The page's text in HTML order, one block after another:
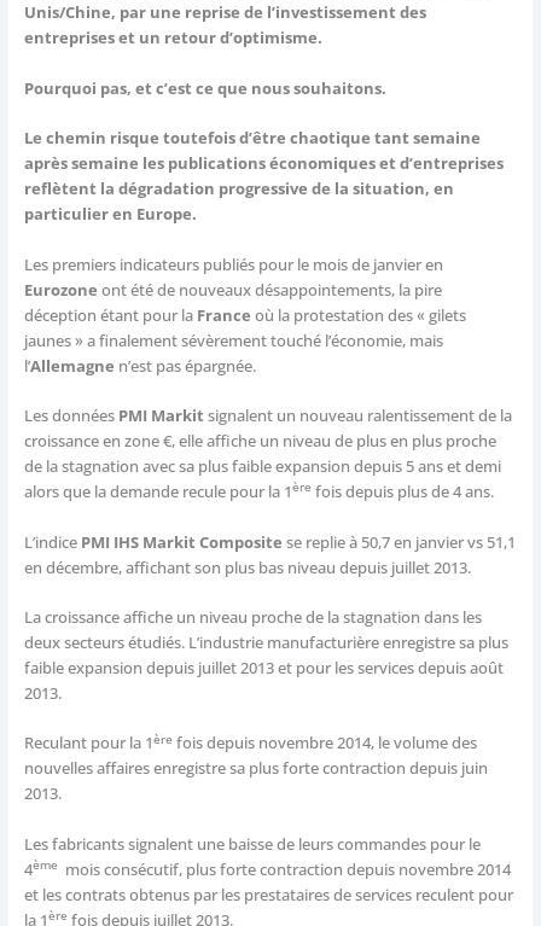
Unis/Chine, par une reprise de l’investissement des
entreprises et un retour d’optimisme.
Pourquoi pas, et c’est ce que nous souhaitons.
Le chemin risque toutefois d’être chaotique tant semaine
après semaine les publications économiques et d’entreprises
reflètent la dégradation progressive de la situation, en
particulier en Europe.
Les premiers indicateurs publiés pour le mois de janvier en
Eurozone ont été de nouveaux désappointements, la pire
déception étant pour la France où la protestation des « gilets
jaunes » a finalement sévèrement touché l’économie, mais
l’Allemagne n’est pas épargnée.
Les données PMI Markit signalent un nouveau ralentissement de la
croissance en zone €, elle affiche un niveau de plus en plus proche
de la stagnation avec sa plus faible expansion depuis 5 ans et demi
alors que la demande recule pour la 1ère fois depuis plus de 4 ans.
L’indice PMI IHS Markit Composite se replie à 50,7 en janvier vs 51,1
en décembre, affichant son plus bas niveau depuis juillet 2013.
La croissance affiche un niveau proche de la stagnation dans les
deux secteurs étudiés. L’industrie manufacturière enregistre sa plus
faible expansion depuis juillet 2013 et pour les services depuis août
2013.
Reculant pour la 1ère fois depuis novembre 2014, le volume des
nouvelles affaires enregistre sa plus forte contraction depuis juin
2013.
Les fabricants signalent une baisse de leurs commandes pour le
4ème
mois consécutif, plus forte contraction depuis novembre 2014
et les contrats obtenus par les prestataires de services reculent pour
la 1ère fois depuis juillet 2013.